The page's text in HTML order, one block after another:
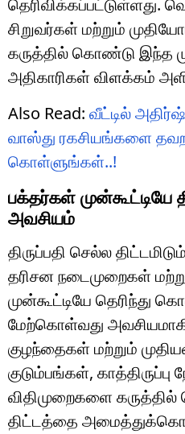
சிறுவர்கள் மற்றும்
கருத்தில் கொண்டு இந்த
அதிகாரிகள் விளக்கம்
Also Read: வீட்டில்
வாஸ்து ரகசியங்களை
கொள்ளுங்கள்..!
பக்தர்கள் முன்கூட்டியே
அவசியம்
திருப்பதி செல்ல
தரிசன நடைமுறைகள்
முன்கூட்டியே தெரிந்து
மேற்கொள்வது
குழந்தைகள் மற்றும்
குடும்பங்கள்,
விதிமுறைகளை
திட்டத்தை